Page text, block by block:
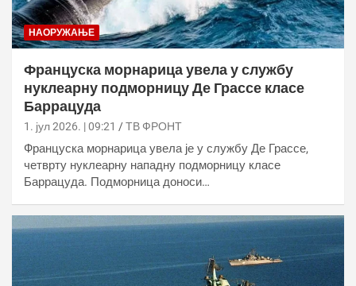
НАОРУЖАЊЕ
Француска морнарица увела у службу
нуклеарну подморницу Де Грассе класе
Баррацуда
1. јул 2026. | 09:21 ТВ ФРОНТ
Француска морнарица увела је у службу Де Грассе,
четврту нуклеарну нападну подморницу класе
Баррацуда. Подморница доноси…